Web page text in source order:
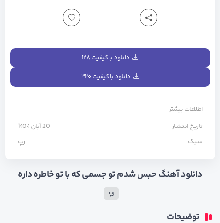
دانلود با کیفیت ۱۲۸
دانلود با کیفیت ۳۲۰
اطلاعات بیشتر
تاریخ انتشار
20 آبان 1404
سبک
رپ
دانلود آهنگ حبس شدم تو جسمی که با تو خاطره داره
رپ
توضیحات